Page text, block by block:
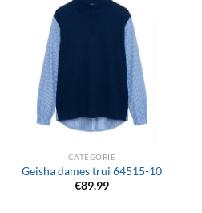
CATEGORIE
Geisha dames trui 64515-10
€89.99